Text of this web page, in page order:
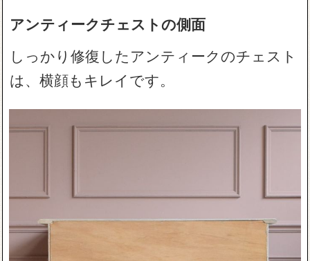
アンティークチェストの側面
しっかり修復したアンティークのチェスト
は、横顔もキレイです。